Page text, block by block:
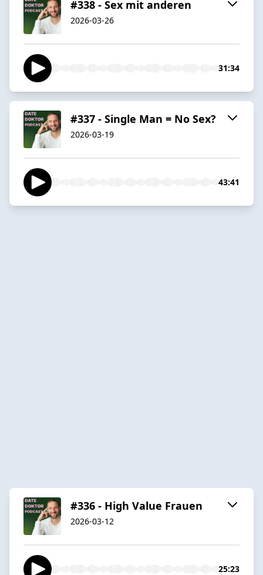
#338 - Sex mit anderen
2026-03-26
31:34
#337 - Single Man = No Sex?
2026-03-19
43:41
#336 - High Value Frauen
2026-03-12
25:23